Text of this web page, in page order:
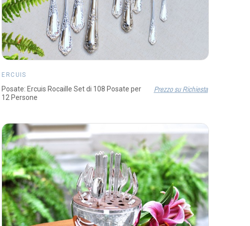
ERCUIS
Posate: Ercuis Rocaille Set di 108 Posate per
12 Persone
Prezzo su Richiesta